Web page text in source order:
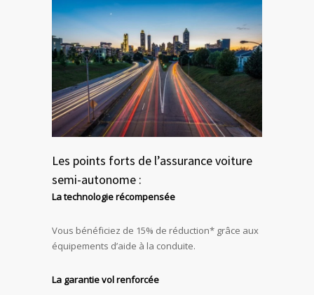
Les points forts de l’assurance voiture
semi-autonome :
La technologie récompensée
Vous bénéficiez de 15% de réduction* grâce aux
équipements d’aide à la conduite.
La garantie vol renforcée